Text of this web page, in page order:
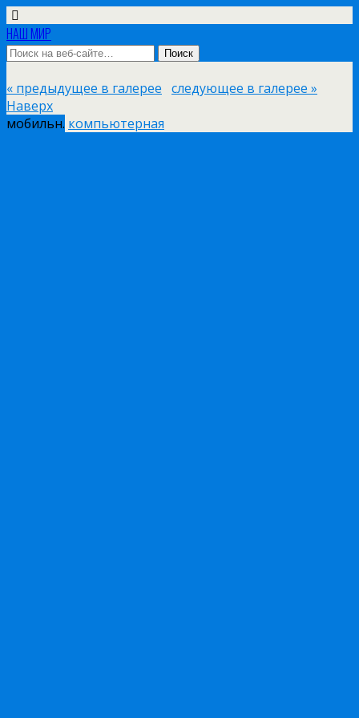
НАШ МИР
« предыдущее в галерее следующее в галерее »
Наверх
мобильн. компьютерная